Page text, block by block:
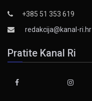
+385 51 353 619
redakcija@kanal-ri.hr
Pratite Kanal Ri